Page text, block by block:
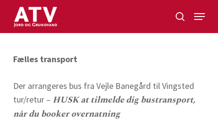
main
search
Menu
Fælles transport
Der arrangeres bus fra Vejle Banegård til Vingsted
tur/retur – HUSK at tilmelde dig bustransport,
når du booker overnatning
Close